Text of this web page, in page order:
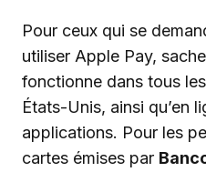
Pour ceux qui se
utiliser Apple Pay,
fonctionne dans tous
États-Unis, ainsi qu’en
applications. Pour les
cartes émises par